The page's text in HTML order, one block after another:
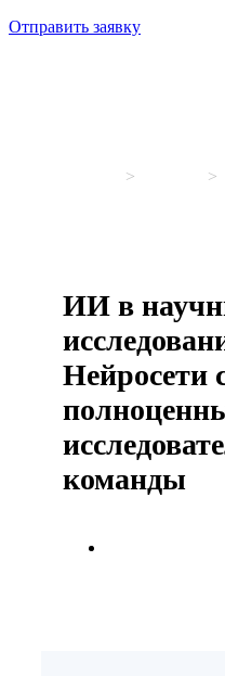
Отправить заявку
> >
ИИ в
Нейросети
команды